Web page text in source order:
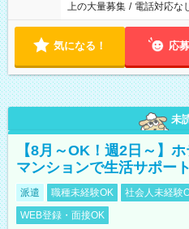
上の大量募集 / 電話対応な
気になる！ 応
未
【8月～OK！週2日～】
マンションで生活サポー
派遣 職種未経験OK 社会人未経験
WEB登録・面接OK